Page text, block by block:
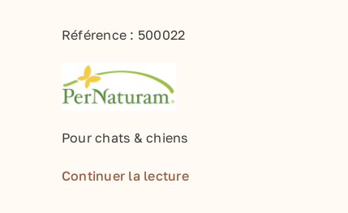
Référence : 500022
Pour chats & chiens
Continuer la lecture